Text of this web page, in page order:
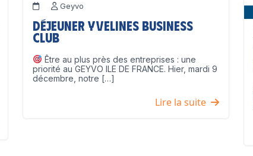
Geyvo
Déjeuner Yvelines Business
Club
Être au plus près des entreprises : une
priorité au GEYVO ILE DE FRANCE. Hier, mardi 9
décembre, notre […]
Lire la suite